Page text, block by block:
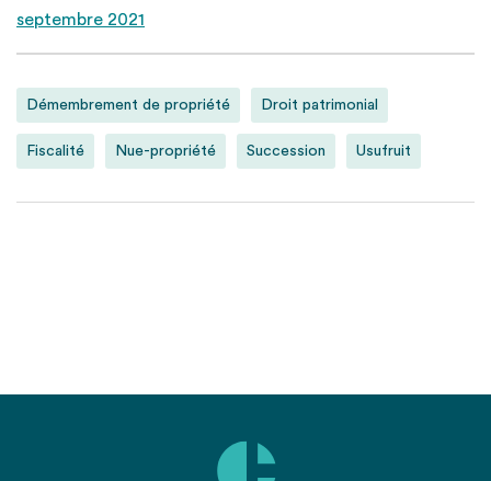
septembre 2021
Démembrement de propriété Droit patrimonial
Fiscalité Nue-propriété Succession Usufruit